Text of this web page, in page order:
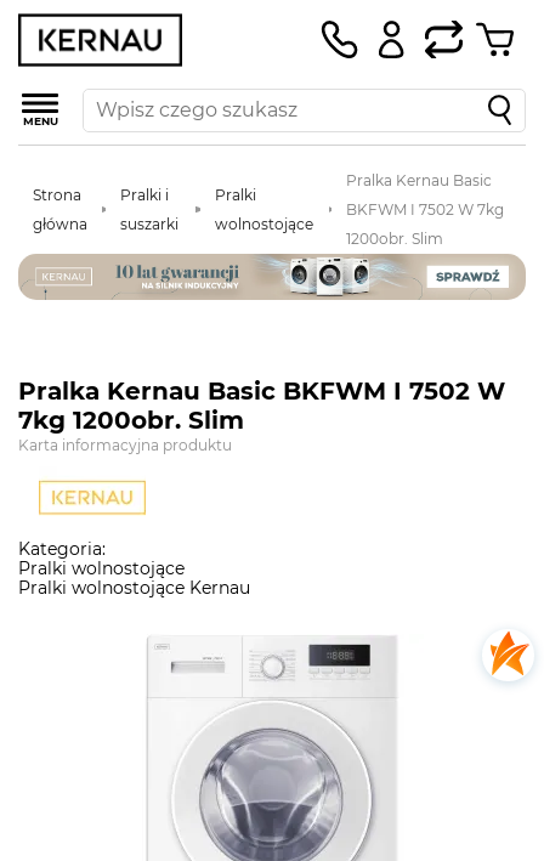
MENU
Strona
główna
Pralki i
suszarki
Pralki
wolnostojące
Pralka Kernau Basic
BKFWM I 7502 W 7kg
1200obr. Slim
Pralka Kernau Basic BKFWM I 7502 W
7kg 1200obr. Slim
Karta informacyjna produktu
Kategoria:
Pralki wolnostojące
Pralki wolnostojące Kernau